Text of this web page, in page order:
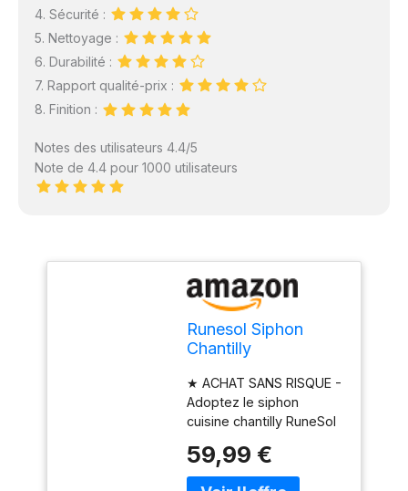
4. Sécurité :
5. Nettoyage :
6. Durabilité :
7. Rapport qualité-prix :
8. Finition :
Notes des utilisateurs 4.4/5
Note de 4.4 pour 1000 utilisateurs
Runesol Siphon
Chantilly
500ml, Sans Fuite
Syphon Cuisine de
Chantilly 3 Douilles
en Acier Inoxydable
et 1 Brosse, Siphons
Cuisine Materiel
★ ACHAT SANS RISQUE -
Adoptez le siphon
cuisine chantilly RuneSol
GARANTIE DE
REMBOURSEMENT à
59,99 €